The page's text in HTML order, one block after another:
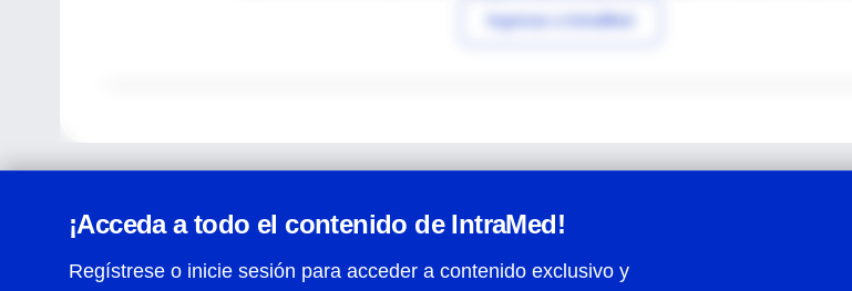
Ingresar a IntraMed
¡Acceda a todo el contenido de IntraMed!
Regístrese o inicie sesión para acceder a contenido exclusivo y